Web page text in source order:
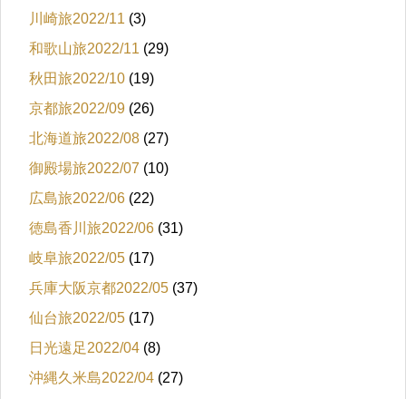
川崎旅2022/11 (3)
和歌山旅2022/11 (29)
秋田旅2022/10 (19)
京都旅2022/09 (26)
北海道旅2022/08 (27)
御殿場旅2022/07 (10)
広島旅2022/06 (22)
徳島香川旅2022/06 (31)
岐阜旅2022/05 (17)
兵庫大阪京都2022/05 (37)
仙台旅2022/05 (17)
日光遠足2022/04 (8)
沖縄久米島2022/04 (27)